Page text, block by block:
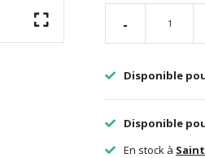
-
Disponible
Disponible
En stock à